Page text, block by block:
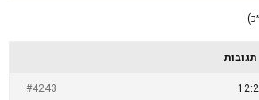
תגובות
#4243